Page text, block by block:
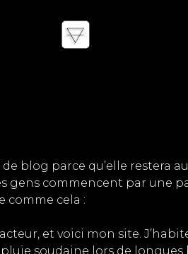
de blog parce qu’elle
gens commencent par une
comme cela :
et voici mon site.
soudaine lors de